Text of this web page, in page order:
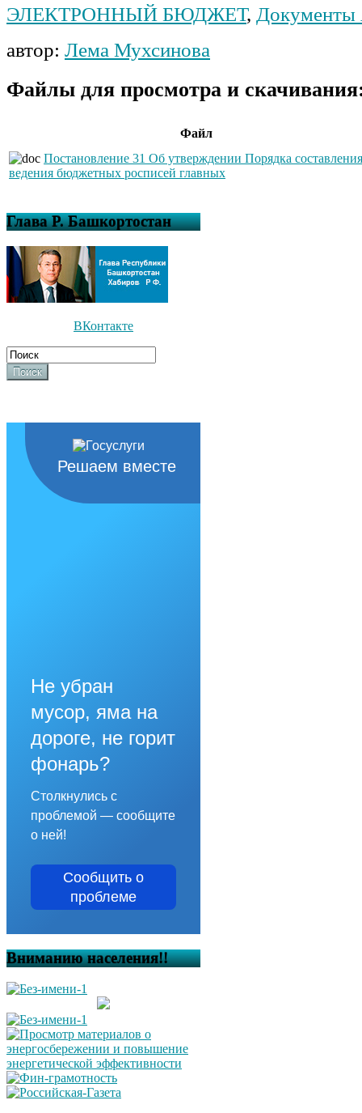
ЭЛЕКТРОННЫЙ БЮДЖЕТ, Документы
автор: Лема Мухсинова
Файлы для просмотра и
Файл
Постановление 31 Об утверждении Порядка
ведения бюджетных росписей главных
Глава Р. Башкортостан
ВКонтакте
Поиск
Решаем вместе
Не убран
мусор, яма на
дороге, не горит
фонарь?
Столкнулись с
проблемой — сообщите
о ней!
Сообщить о
проблеме
Вниманию населения!!